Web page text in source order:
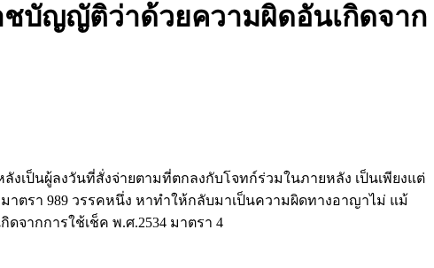
ชบัญญัติว่าด้วยความผิดอันเกิดจาก
งเป็นผู้ลงวันที่สั่งจ่ายตามที่ตกลงกับโจทก์ร่วมในภายหลัง เป็นเพียงแต่
ตรา 989 วรรคหนึ่ง หาทำให้กลับมาเป็นความผิดทางอาญาไม่ แม้
จากการใช้เช็ค พ.ศ.2534 มาตรา 4